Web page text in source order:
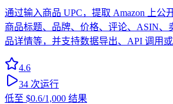
通过输入商品 UPC，提取 Amazon 上公
商品标题、品牌、价格、评论、ASIN、
品详情等，并支持数据导出、API 调用
4.6
34 次运行
低至 $0.6/1,000 结果